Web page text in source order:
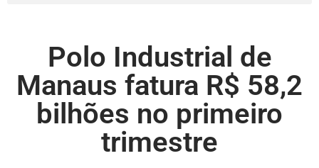
Polo Industrial de
Manaus fatura R$ 58,2
bilhões no primeiro
trimestre